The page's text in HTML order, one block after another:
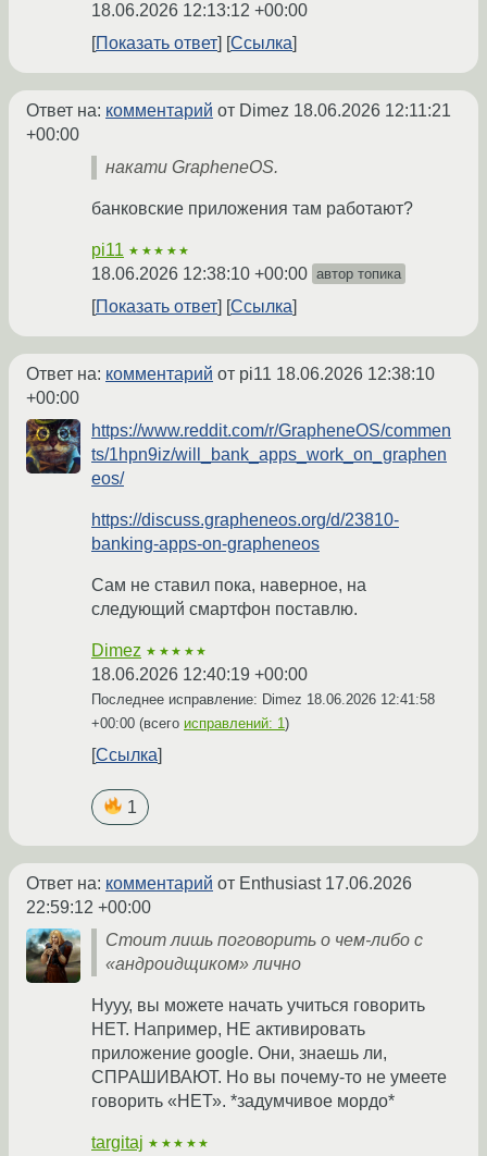
18.06.2026 12:13:12 +00:00
Показать ответ
Ссылка
Ответ на: комментарий от Dimez 18.06.2026 12:11:21
+00:00
накати GrapheneOS.
банковские приложения там работают?
pi11 ★★★★★
18.06.2026 12:38:10 +00:00 автор топика
Показать ответ Ссылка
Ответ на: комментарий от pi11 18.06.2026 12:38:10
+00:00
https://www.reddit.com/r/GrapheneOS/commen
ts/1hpn9iz/will_bank_apps_work_on_graphen
eos/
https://discuss.grapheneos.org/d/23810-
banking-apps-on-grapheneos
Сам не ставил пока, наверное, на
следующий смартфон поставлю.
Dimez ★★★★★
18.06.2026 12:40:19 +00:00
Последнее исправление: Dimez 18.06.2026 12:41:58
+00:00 (всего исправлений: 1)
Ссылка
1
Ответ на: комментарий от Enthusiast 17.06.2026
22:59:12 +00:00
Стоит лишь поговорить о чем-либо с
«андроидщиком» лично
Нууу, вы можете начать учиться говорить
НЕТ. Например, НЕ активировать
приложение google. Они, знаешь ли,
СПРАШИВАЮТ. Но вы почему-то не умеете
говорить «НЕТ». *задумчивое мордо*
targitaj ★★★★★